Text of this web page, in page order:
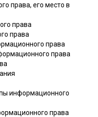
права, его место в
права
права
права
права
информационного
права